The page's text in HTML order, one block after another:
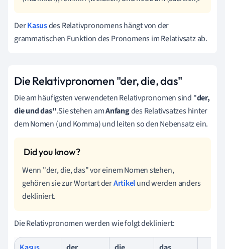
DerKasusdes Relativpronomens hängt von der
grammatischen Funktion des Pronomens im Relativsatz ab.
Die Relativpronomen "der, die, das"
Die am häufigsten verwendeten Relativpronomen sind "der,
die und das".Sie stehen amAnfangdes Relativsatzes hinter
dem Nomen (und Komma) und leiten so den Nebensatz ein.
Wenn "der, die, das" vor einem Nomen stehen,
gehören sie zur Wortart derArtikelund werden anders
dekliniert.
Die Relativpronomen werden wie folgt dekliniert: